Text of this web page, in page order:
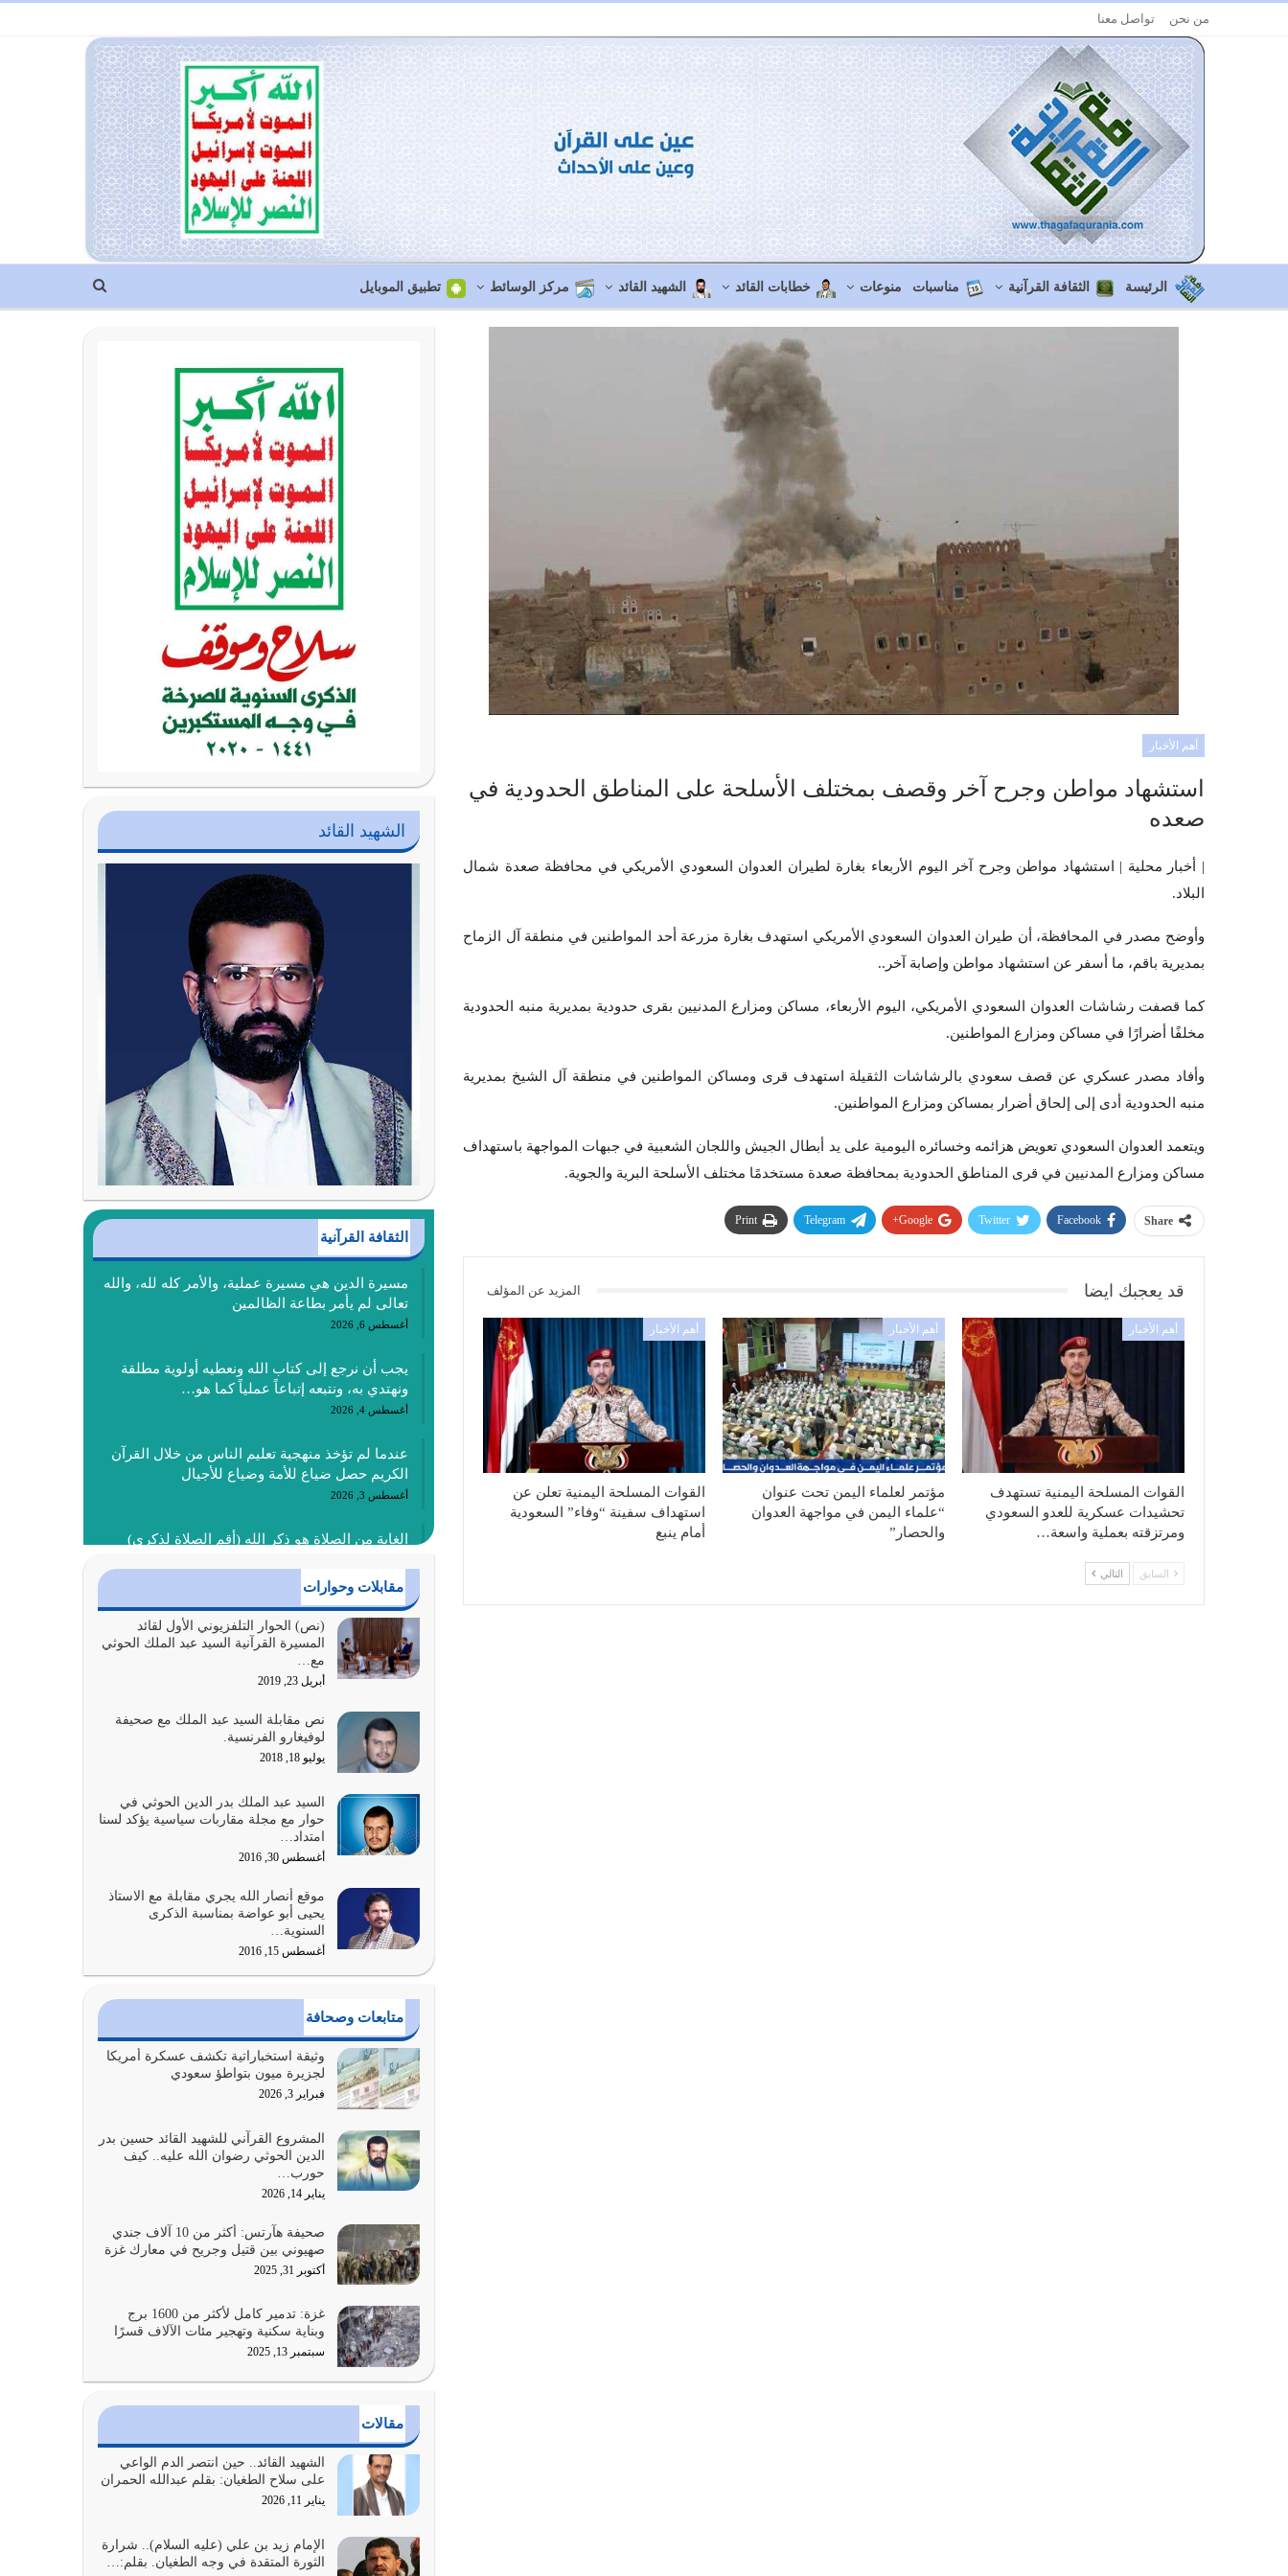
من نحن تواصل معنا
الرئيسة الثقافة القرآنية مناسبات منوعات خطابات القائد الشهيد القائد مركز الوسائط تطبيق الموبايل
أهم الأخبار
استشهاد مواطن وجرح آخر وقصف بمختلف الأسلحة على المناطق الحدودية في
صعده
| أخبار محلية | استشهاد مواطن وجرح آخر اليوم الأربعاء بغارة لطيران العدوان السعودي الأمريكي في محافظة صعدة شمال
البلاد.
وأوضح مصدر في المحافظة، أن طيران العدوان السعودي الأمريكي استهدف بغارة مزرعة أحد المواطنين في منطقة آل الزماح
بمديرية باقم، ما أسفر عن استشهاد مواطن وإصابة آخر..
كما قصفت رشاشات العدوان السعودي الأمريكي، اليوم الأربعاء، مساكن ومزارع المدنيين بقرى حدودية بمديرية منبه الحدودية
مخلفًا أضرارًا في مساكن ومزارع المواطنين.
وأفاد مصدر عسكري عن قصف سعودي بالرشاشات الثقيلة استهدف قرى ومساكن المواطنين في منطقة آل الشيخ بمديرية
منبه الحدودية أدى إلى إلحاق أضرار بمساكن ومزارع المواطنين.
ويتعمد العدوان السعودي تعويض هزائمه وخسائره اليومية على يد أبطال الجيش واللجان الشعبية في جبهات المواجهة باستهداف
مساكن ومزارع المدنيين في قرى المناطق الحدودية بمحافظة صعدة مستخدمًا مختلف الأسلحة البرية والجوية.
Share
Facebook
Twitter
Google+
Telegram
Print
قد يعجبك ايضا المزيد عن المؤلف
أهم الأخبار
القوات المسلحة اليمنية تستهدف
تحشيدات عسكرية للعدو السعودي
ومرتزقته بعملية واسعة…
أهم الأخبار
مؤتمر لعلماء اليمن تحت عنوان
“علماء اليمن في مواجهة العدوان
والحصار”
أهم الأخبار
القوات المسلحة اليمنية تعلن عن
استهداف سفينة “وفاء” السعودية
أمام ينبع
السابق التالي
الشهيد القائد
الثقافة القرآنية
مسيرة الدين هي مسيرة عملية، والأمر كله لله، والله
تعالى لم يأمر بطاعة الظالمين
أغسطس 6, 2026
يجب أن نرجع إلى كتاب الله ونعطيه أولوية مطلقة
ونهتدي به، ونتبعه إتباعاً عملياً كما هو…
أغسطس 4, 2026
عندما لم تؤخذ منهجية تعليم الناس من خلال القرآن
الكريم حصل ضياع للأمة وضياع للأجيال
أغسطس 3, 2026
الغاية من الصلاة هو ذكر الله (أقم الصلاة لذكري)
أغسطس 2, 2026
السبب الرئيسي لشقاء الأمة الابتعاد عن كتاب الله
والتعدي لحدود الله بالإضافات للدين
أغسطس 1, 2026
أبرز أسباب الشقاء هو الإعراض عن ذكر الله وعن هدى
الله المتمثل في القرآن الكريم
يوليو 31, 2026
أولياء الشيطان كلما كانوا أكثر ولاءً وطاعة للشيطان
كلما كانوا أكثر ضعفاً
يوليو 30, 2026
والرزق والاستبشار والنجاة والخلود في…
يوليو 29, 2026
هل نحن من الصالحين؟ قيِّم نفسك هنا اترك القرآن
على أصله وأعرض نفسك، وأعرض ما لديك على…
يوليو 27, 2026
عندما يكون عدوك هو عدو الله معناه أن تكون نقاط
الضعف فيه كثيرة وسينصرك الله عليه إذا…
يوليو 26, 2026
أراد الله لهذه الأمة ان تكون خير امة أخرجت للناس
بالنهوض بالأمر بالمعروف والنهي عن…
يوليو 25, 2026
الدين الذي شرعه الله لا يجوز أن يخضع لآرائنا وأهوائنا
واجتهاداتنا لأننا سنختلف ونتفرق
يوليو 24, 2026
يجب أن نعود جميعاً الى القرآن وعندنا أخطاء جميعاً
لنعتصم بحبل الله جميعاً وليس كل…
يوليو 22, 2026
المُلك كله لله تعالى يؤتيه من يشاء وينزعه ممن يشاء
مقابلات وحوارات
(نص) الحوار التلفزيوني الأول لقائد
المسيرة القرآنية السيد عبد الملك الحوثي
مع…
أبريل 23, 2019
نص مقابلة السيد عبد الملك مع صحيفة
لوفيغارو الفرنسية.
يوليو 18, 2018
السيد عبد الملك بدر الدين الحوثي في
حوار مع مجلة مقاربات سياسية يؤكد لسنا
امتداد…
أغسطس 30, 2016
موقع أنصار الله يجري مقابلة مع الاستاذ
يحيى أبو عواضة بمناسبة الذكرى
السنوية…
أغسطس 15, 2016
متابعات وصحافة
وثيقة استخباراتية تكشف عسكرة أمريكا
لجزيرة ميون بتواطؤ سعودي
فبراير 3, 2026
المشروع القرآني للشهيد القائد حسين بدر
الدين الحوثي رضوان الله عليه.. كيف
حورب…
يناير 14, 2026
صحيفة هآرتس: أكثر من 10 آلاف جندي
صهيوني بين قتيل وجريح في معارك غزة
أكتوبر 31, 2025
غزة: تدمير كامل لأكثر من 1600 برج
وبناية سكنية وتهجير مئات الآلاف قسرًا
سبتمبر 13, 2025
مقالات
الشهيد القائد.. حين انتصر الدم الواعي
على سلاح الطغيان: بقلم عبدالله الحمران
يناير 11, 2026
الإمام زيد بن علي (عليه السلام).. شرارة
الثورة المتقدة في وجه الطغيان. بقلم:…